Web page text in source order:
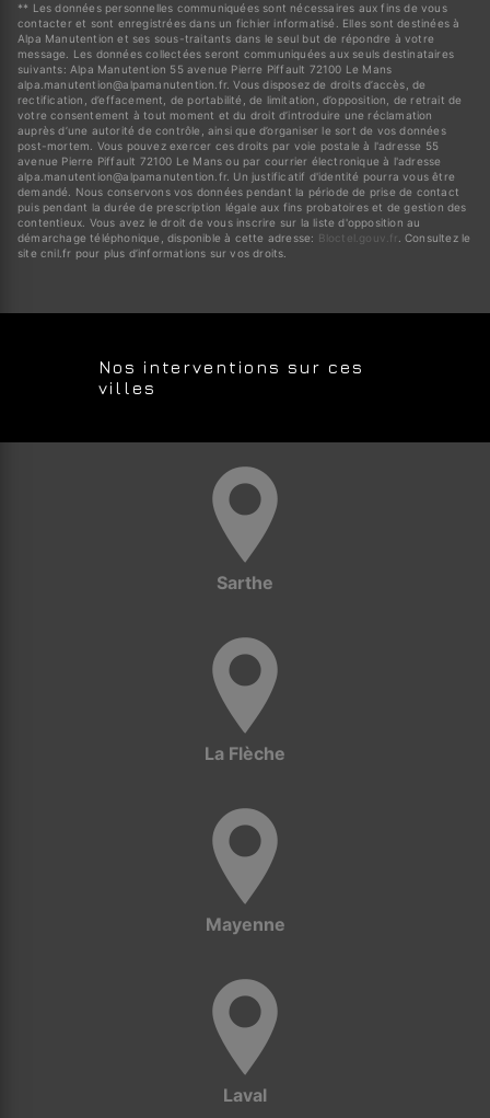
** Les données personnelles communiquées sont nécessaires aux fins de vous
contacter et sont enregistrées dans un fichier informatisé. Elles sont destinées à
Alpa Manutention et ses sous-traitants dans le seul but de répondre à votre
message. Les données collectées seront communiquées aux seuls destinataires
suivants: Alpa Manutention 55 avenue Pierre Piffault 72100 Le Mans
alpa.manutention@alpamanutention.fr. Vous disposez de droits d’accès, de
rectification, d’effacement, de portabilité, de limitation, d’opposition, de retrait de
votre consentement à tout moment et du droit d’introduire une réclamation
auprès d’une autorité de contrôle, ainsi que d’organiser le sort de vos données
post-mortem. Vous pouvez exercer ces droits par voie postale à l'adresse 55
avenue Pierre Piffault 72100 Le Mans ou par courrier électronique à l'adresse
alpa.manutention@alpamanutention.fr. Un justificatif d'identité pourra vous être
demandé. Nous conservons vos données pendant la période de prise de contact
puis pendant la durée de prescription légale aux fins probatoires et de gestion des
contentieux. Vous avez le droit de vous inscrire sur la liste d'opposition au
démarchage téléphonique, disponible à cette adresse: Bloctel.gouv.fr . Consultez le
site cnil.fr pour plus d’informations sur vos droits.
Nos interventions sur ces
villes
Sarthe
La Flèche
Mayenne
Laval